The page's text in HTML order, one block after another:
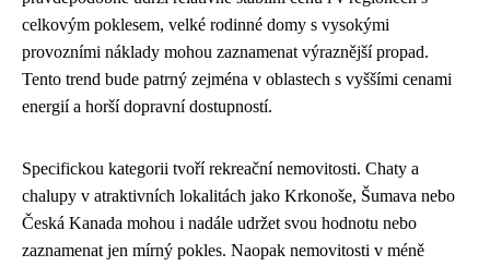
celkovým poklesem, velké rodinné domy s vysokými
provozními náklady mohou zaznamenat výraznější propad.
Tento trend bude patrný zejména v oblastech s vyššími cenami
energií a horší dopravní dostupností.
Specifickou kategorii tvoří rekreační nemovitosti. Chaty a
chalupy v atraktivních lokalitách jako Krkonoše, Šumava nebo
Česká Kanada mohou i nadále udržet svou hodnotu nebo
zaznamenat jen mírný pokles. Naopak nemovitosti v méně